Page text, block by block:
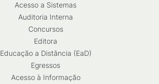
Acesso a Sistemas
Auditoria Interna
Concursos
Editora
Educação a Distância (EaD)
Egressos
Acesso à Informação